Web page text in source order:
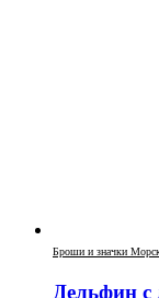
Броши и значки
Дельфин с